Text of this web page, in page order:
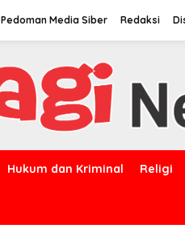
Pedoman Media Siber Redaksi
Hukum dan Kriminal Religi